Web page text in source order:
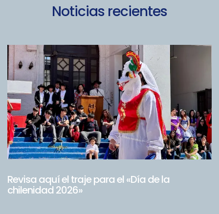
Noticias recientes
Revisa aquí el traje para el «Día de la
chilenidad 2026»